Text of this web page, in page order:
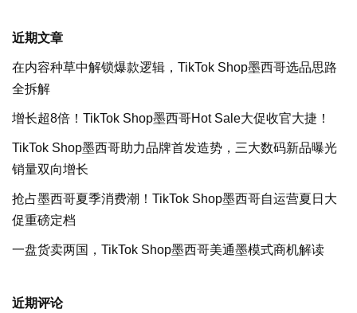
近期文章
在内容种草中解锁爆款逻辑，TikTok Shop墨西哥选品思路
全拆解
增长超8倍！TikTok Shop墨西哥Hot Sale大促收官大捷！
TikTok Shop墨西哥助力品牌首发造势，三大数码新品曝光
销量双向增长
抢占墨西哥夏季消费潮！TikTok Shop墨西哥自运营夏日大
促重磅定档
一盘货卖两国，TikTok Shop墨西哥美通墨模式商机解读
近期评论